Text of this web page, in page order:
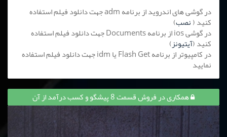
در گوشی های اندروید از برنامه adm جهت دانلود فیلم استفاده
کنید (نصب)
در گوشی ios از برنامه Documents جهت دانلود فیلم استفاده
کنید (آیتیونز)
در کامپیوتر از برنامه Flash Get یا idm جهت دانلود فیلم استفاده
نمایید
همکاری در فروش قسمت 8 پیشگو و کسب درآمد از آن